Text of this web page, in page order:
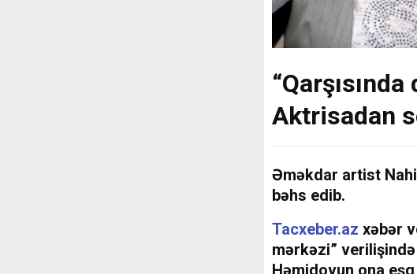
Aktrisadan
Əməkdar artist
bəhs edib.
Tacxeber.az xəbər
mərkəzi”
Həmidovun ona eşq